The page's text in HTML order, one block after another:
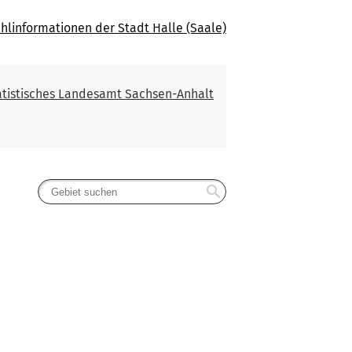
der Stadt Halle (Saale)
Landesamt Sachsen-Anhalt
search